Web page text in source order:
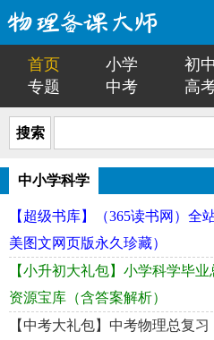
首页 小学 初中
专题
中考 高
搜索
中小学科学
【超级书库】（365读书网）全
美图文网页版永久珍藏）
【小升初大礼包】小学科学毕
资源宝库（含答案解析）
【中考大礼包】中考物理总复